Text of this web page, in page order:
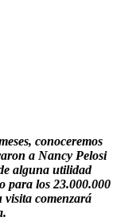
conoceremos
a Nancy Pelosi
alguna utilidad
para los 23.000.000
visita comenzará